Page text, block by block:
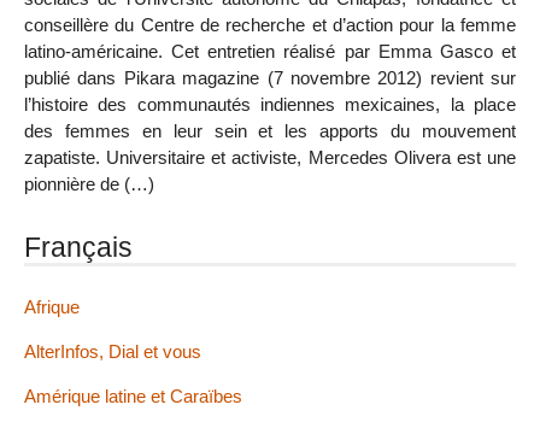
conseillère du Centre de recherche et d’action pour la femme
latino-américaine. Cet entretien réalisé par Emma Gasco et
publié dans Pikara magazine (7 novembre 2012) revient sur
l’histoire des communautés indiennes mexicaines, la place
des femmes en leur sein et les apports du mouvement
zapatiste. Universitaire et activiste, Mercedes Olivera est une
pionnière de (…)
Français
Afrique
AlterInfos, Dial et vous
Amérique latine et Caraïbes